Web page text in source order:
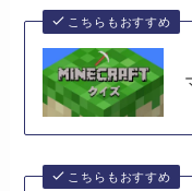
こちらもおすすめ
こちらもおすすめ